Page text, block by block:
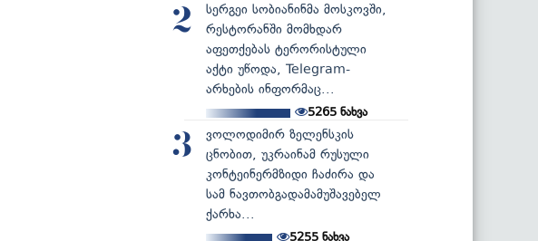
2
სერგეი სობიანინმა მოსკოვში,
რესტორანში მომხდარ
აფეთქებას ტერორისტული
აქტი უწოდა, Telegram-
არხების ინფორმაც...
5265 ნახვა
3
ვოლოდიმირ ზელენსკის
ცნობით, უკრაინამ რუსული
კონტეინერმზიდი ჩაძირა და
სამ ნავთობგადამამუშავებელ
ქარხა...
5255ნახვა